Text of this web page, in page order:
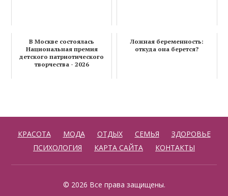
В Москве состоялась
Национальная премия
детского патриотического
творчества - 2026
Ложная беременность:
откуда она берется?
КРАСОТА МОДА ОТДЫХ СЕМЬЯ
ЗДОРОВЬЕ
ПСИХОЛОГИЯ
КАРТА САЙТА КОНТАКТЫ
© 2026 Все права защищены.